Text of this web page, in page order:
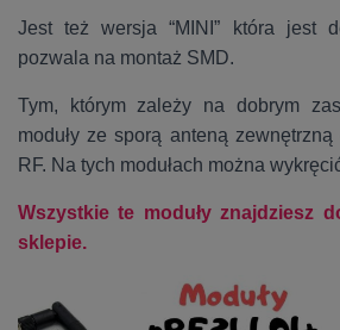
Jest też wersja “MINI” która jest
pozwala na montaż SMD.
Tym, którym zależy na dobrym
moduły ze sporą anteną
RF. Na tych modułach można
Wszystkie te moduły znajdziesz
sklepie.